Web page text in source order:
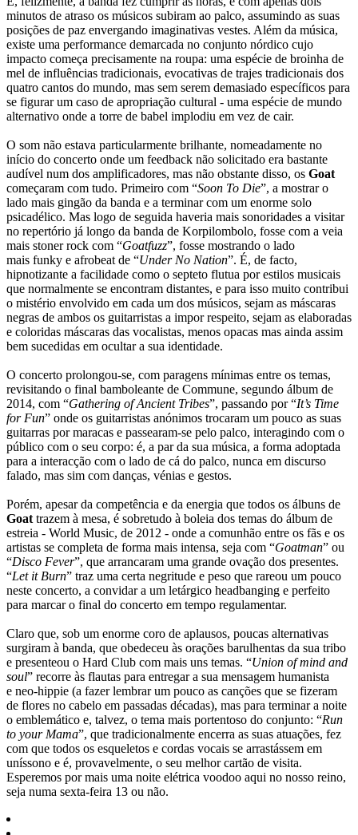
minutos de atraso os músicos subiram ao palco, assumindo as suas
posições de paz envergando imaginativas vestes. Além da música,
existe uma performance demarcada no conjunto nórdico cujo
impacto começa precisamente na roupa: uma espécie de broinha de
mel de influências tradicionais, evocativas de trajes tradicionais dos
quatro cantos do mundo, mas sem serem demasiado específicos para
se figurar um caso de apropriação cultural - uma espécie de mundo
alternativo onde a torre de babel implodiu em vez de cair.
O som não estava particularmente brilhante, nomeadamente no
início do concerto onde um feedback não solicitado era bastante
audível num dos amplificadores, mas não obstante disso, os Goat
começaram com tudo. Primeiro com “Soon To Die”, a mostrar o
lado mais gingão da banda e a terminar com um enorme solo
psicadélico. Mas logo de seguida haveria mais sonoridades a visitar
no repertório já longo da banda de Korpilombolo, fosse com a veia
mais stoner rock com “Goatfuzz”, fosse mostrando o lado
mais funky e afrobeat de “Under No Nation”. É, de facto,
hipnotizante a facilidade como o septeto flutua por estilos musicais
que normalmente se encontram distantes, e para isso muito contribui
o mistério envolvido em cada um dos músicos, sejam as máscaras
negras de ambos os guitarristas a impor respeito, sejam as elaboradas
e coloridas máscaras das vocalistas, menos opacas mas ainda assim
bem sucedidas em ocultar a sua identidade.
O concerto prolongou-se, com paragens mínimas entre os temas,
revisitando o final bamboleante de Commune, segundo álbum de
2014, com “Gathering of Ancient Tribes”, passando por “It’s Time
for Fun” onde os guitarristas anónimos trocaram um pouco as suas
guitarras por maracas e passearam-se pelo palco, interagindo com o
público com o seu corpo: é, a par da sua música, a forma adoptada
para a interacção com o lado de cá do palco, nunca em discurso
falado, mas sim com danças, vénias e gestos.
Porém, apesar da competência e da energia que todos os álbuns de
Goat trazem à mesa, é sobretudo à boleia dos temas do álbum de
estreia - World Music, de 2012 - onde a comunhão entre os fãs e os
artistas se completa de forma mais intensa, seja com “Goatman” ou
“Disco Fever”, que arrancaram uma grande ovação dos presentes.
“Let it Burn” traz uma certa negritude e peso que rareou um pouco
neste concerto, a convidar a um letárgico headbanging e perfeito
para marcar o final do concerto em tempo regulamentar.
Claro que, sob um enorme coro de aplausos, poucas alternativas
surgiram à banda, que obedeceu às orações barulhentas da sua tribo
e presenteou o Hard Club com mais uns temas. “Union of mind and
soul” recorre às flautas para entregar a sua mensagem humanista
e neo-hippie (a fazer lembrar um pouco as canções que se fizeram
de flores no cabelo em passadas décadas), mas para terminar a noite
o emblemático e, talvez, o tema mais portentoso do conjunto: “Run
to your Mama”, que tradicionalmente encerra as suas atuações, fez
com que todos os esqueletos e cordas vocais se arrastássem em
uníssono e é, provavelmente, o seu melhor cartão de visita.
Esperemos por mais uma noite elétrica voodoo aqui no nosso reino,
seja numa sexta-feira 13 ou não.